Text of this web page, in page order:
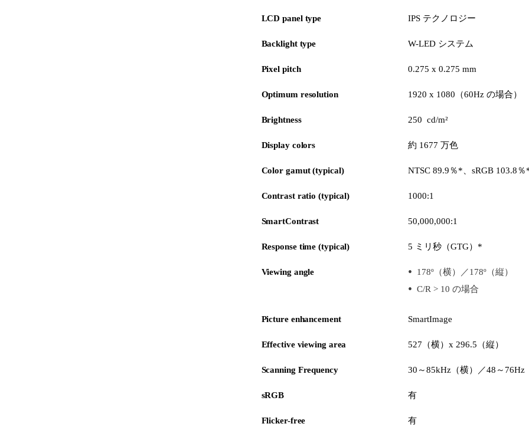
LCD panel type IPS テクノロジー
Backlight type W-LED システム
Pixel pitch 0.275 x 0.275 mm
Optimum resolution 1920 x 1080（60Hz の場合）
Brightness 250 cd/m²
Display colors 約 1677 万色
Color gamut (typical) NTSC 89.9％*、sRGB 103.8％
Contrast ratio (typical) 1000:1
SmartContrast 50,000,000:1
Response time (typical) 5 ミリ秒（GTG）*
Viewing angle
178º（横）／178º（縦）
C/R > 10 の場合
Picture enhancement SmartImage
Effective viewing area 527（横）x 296.5（縦）
Scanning Frequency 30～85kHz（横）／48～76Hz
sRGB 有
Flicker-free 有